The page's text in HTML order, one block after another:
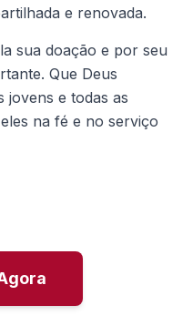
e renovada.
sua doação e por seu
Que Deus
jovens e todas as
na fé e no serviço